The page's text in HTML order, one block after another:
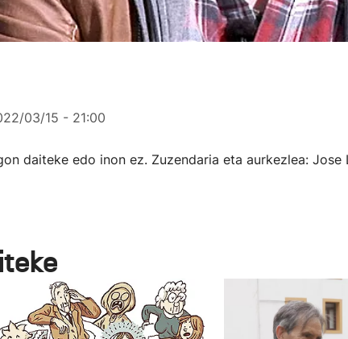
03/15 - 21:00
daiteke edo inon ez. Zuzendaria eta aurkezlea: Jose